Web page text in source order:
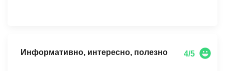
Информативно, интересно, полезно 4/5